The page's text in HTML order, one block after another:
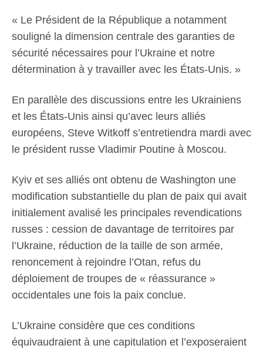
« Le Président de la République a notamment
souligné la dimension centrale des garanties de
sécurité nécessaires pour l’Ukraine et notre
détermination à y travailler avec les États-Unis. »
En parallèle des discussions entre les Ukrainiens
et les États-Unis ainsi qu’avec leurs alliés
européens, Steve Witkoff s’entretiendra mardi avec
le président russe Vladimir Poutine à Moscou.
Kyiv et ses alliés ont obtenu de Washington une
modification substantielle du plan de paix qui avait
initialement avalisé les principales revendications
russes : cession de davantage de territoires par
l’Ukraine, réduction de la taille de son armée,
renoncement à rejoindre l’Otan, refus du
déploiement de troupes de « réassurance »
occidentales une fois la paix conclue.
L’Ukraine considère que ces conditions
équivaudraient à une capitulation et l’exposeraient